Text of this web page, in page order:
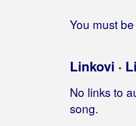
You must
Linkovi ·
No links to
song.